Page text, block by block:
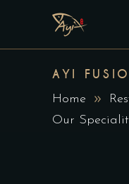
AYI
Home
Our